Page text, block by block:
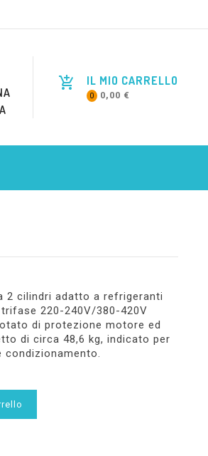
IL MIO CARRELLO
0 0,00 €
2 cilindri adatto a refrigeranti
220-240V/380-420V
di protezione motore ed
di circa 48,6 kg, indicato per
condizionamento.